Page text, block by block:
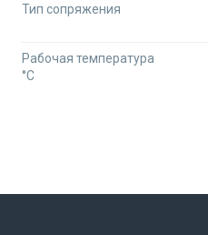
Мы экономим ваше время: на
Тип сопряжения
Рабочая температура
°C